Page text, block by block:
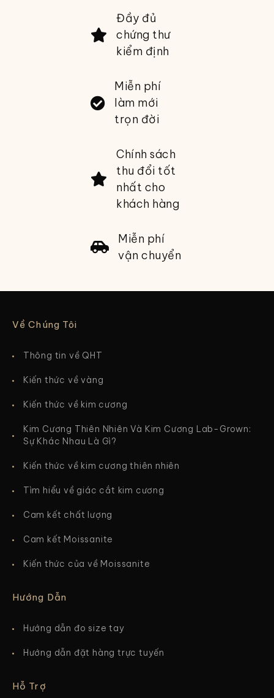
Đầy đủ
chứng thư
kiểm định
Miễn phí
làm mới
trọn đời
Chính sách
thu đổi tốt
nhất cho
khách hàng
Miễn phí
vận chuyển
Về Chúng Tôi
Thông tin về QHT
Kiến thức về vàng
Kiến thức về kim cương
Kim Cương Thiên Nhiên Và Kim Cương Lab-Grown:
Sự Khác Nhau Là Gì?
Kiến thức về kim cương thiên nhiên
Tìm hiểu về giác cắt kim cương
Cam kết chất lượng
Cam kết Moissanite
Kiến thức của về Moissanite
Hướng Dẫn
Hướng dẫn đo size tay
Hướng dẫn đặt hàng trực tuyến
Hỗ Trợ